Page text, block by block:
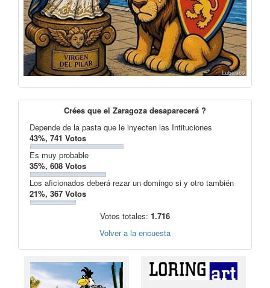
Crées que el Zaragoza desaparecerá ?
Depende de la pasta que le inyecten las Intituciones
43%, 741 Votos
Es muy probable
35%, 608 Votos
Los aficionados deberá rezar un domingo si y otro también
21%, 367 Votos
Votos totales: 1.716
Volver a la encuesta